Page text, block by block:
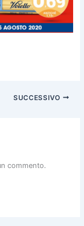
SUCCESSIVO
commento.